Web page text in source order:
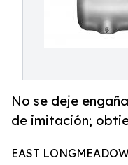
No se deje
de imitación;
EAST